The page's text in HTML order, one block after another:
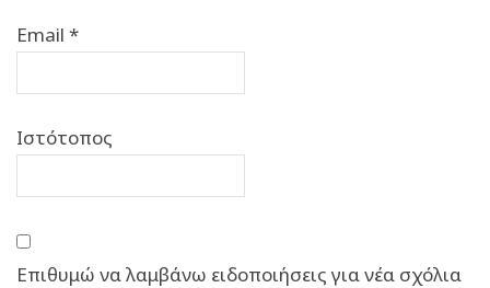
Email *
Ιστότοπος
Επιθυμώ να λαμβάνω ειδοποιήσεις για νέα σχόλια